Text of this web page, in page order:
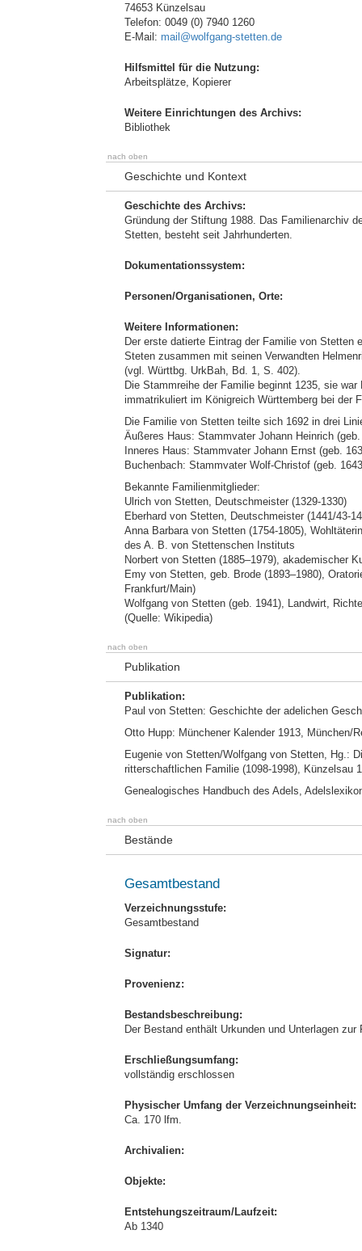
74653 Künzelsau
Telefon: 0049 (0) 7940 1260
E-Mail: mail@wolfgang-stetten.de
Hilfsmittel für die Nutzung:
Arbeitsplätze, Kopierer
Weitere Einrichtungen des Archivs:
Bibliothek
nach oben
Geschichte und Kontext
Geschichte des Archivs:
Gründung der Stiftung 1988. Das Familienarchiv
Stetten, besteht seit Jahrhunderten.
Dokumentationssystem:
Personen/Organisationen, Orte:
Weitere Informationen:
Der erste datierte Eintrag der Familie von Stetten
Steten zusammen mit seinen Verwandten
(vgl. Württbg. UrkBah, Bd. 1, S. 402).
Die Stammreihe der Familie beginnt 1235, sie
immatrikuliert im Königreich Württemberg bei der
Die Familie von Stetten teilte sich 1692 in drei
Äußeres Haus: Stammvater Johann Heinrich
Inneres Haus: Stammvater Johann Ernst (geb.
Buchenbach: Stammvater Wolf-Christof (geb.
Bekannte Familienmitglieder:
Ulrich von Stetten, Deutschmeister (1329-1330)
Eberhard von Stetten, Deutschmeister (1441/43-
Anna Barbara von Stetten (1754-1805),
des A. B. von Stettenschen Instituts
Norbert von Stetten (1885–1979), akademischer
Emy von Stetten, geb. Brode (1893–1980),
Frankfurt/Main)
Wolfgang von Stetten (geb. 1941), Landwirt,
(Quelle: Wikipedia)
nach oben
Publikation
Publikation:
Paul von Stetten: Geschichte der adelichen
Otto Hupp: Münchener Kalender 1913, München/
Eugenie von Stetten/Wolfgang von Stetten, Hg.:
ritterschaftlichen Familie (1098-1998), Künzelsau
Genealogisches Handbuch des Adels,
nach oben
Bestände
Gesamtbestand
Verzeichnungsstufe:
Gesamtbestand
Signatur:
Provenienz:
Bestandsbeschreibung:
Der Bestand enthält Urkunden und Unterlagen
Erschließungsumfang:
vollständig erschlossen
Physischer Umfang der Verzeichnungseinheit:
Ca. 170 lfm.
Archivalien:
Objekte:
Entstehungszeitraum/Laufzeit:
Ab 1340